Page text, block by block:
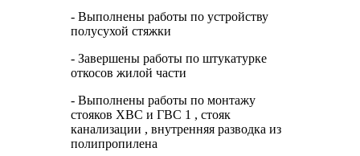
- Выполнены работы по устройству
полусухой стяжки
- Завершены работы по штукатурке
откосов жилой части
- Выполнены работы по монтажу
стояков ХВС и ГВС 1 , стояк
канализации , внутренняя разводка из
полипропилена